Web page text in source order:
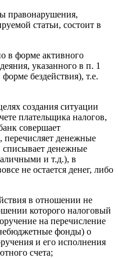
правонарушения,
статьи, состоит в
в форме активного
указанного в п. 1
бездействия), т.е.
создания ситуации
плательщика налогов,
совершает
денежные
списывает денежные
и т.д.), в
не остается денег, либо
в отношении не
которого налоговый
на перечисление
фонды) о
и его исполнения
счета;